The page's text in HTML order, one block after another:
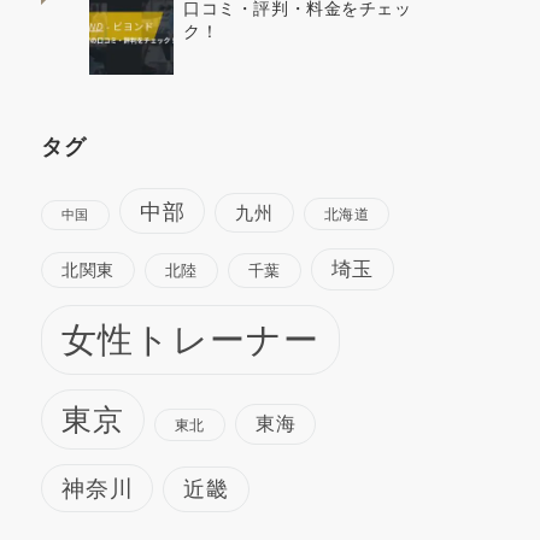
口コミ・評判・料金をチェッ
ク！
タグ
中国 中部 九州 北海道
北関東 北陸 千葉 埼玉
女性トレーナー
東京 東北 東海
神奈川 近畿